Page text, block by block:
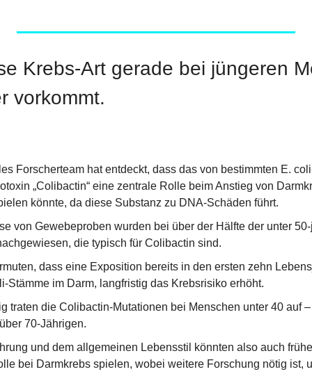
Krebs-Art gerade bei jüngeren
vorkommt.
Forscherteam hat entdeckt, dass das von bestimmten E.
„Colibactin“ eine zentrale Rolle beim Anstieg von
könnte, da diese Substanz zu DNA-Schäden führt.
von Gewebeproben wurden bei über der Hälfte der unter
die typisch für Colibactin sind.
dass eine Exposition bereits in den ersten zehn
Stämme im Darm, langfristig das Krebsrisiko erhöht.
traten die Colibactin-Mutationen bei Menschen unter 40 auf
70-Jährigen.
und dem allgemeinen Lebensstil könnten also auch
bei Darmkrebs spielen, wobei weitere Forschung nötig ist,